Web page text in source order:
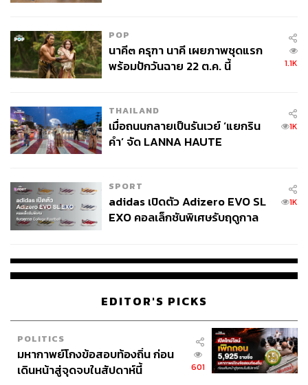
POP
นาคี๓ ครุฑา นาคี เผยภาพชุดแรก
พร้อมปักวันฉาย 22 ต.ค. นี้
1.1K
THAILAND
เมื่อถนนกลายเป็นรันเวย์ ‘แยกริน
คำ’ จัด LANNA HAUTE
1K
SPORT
adidas เปิดตัว Adizero EVO SL
EXO คอลเล็กชันพิเศษรับฤดูกาล
1K
EDITOR'S PICKS
POLITICS
มหากาพย์โกงข้อสอบท้องถิ่น ก่อน
เดินหน้าสู่จุดจบในสัปดาห์นี้
601